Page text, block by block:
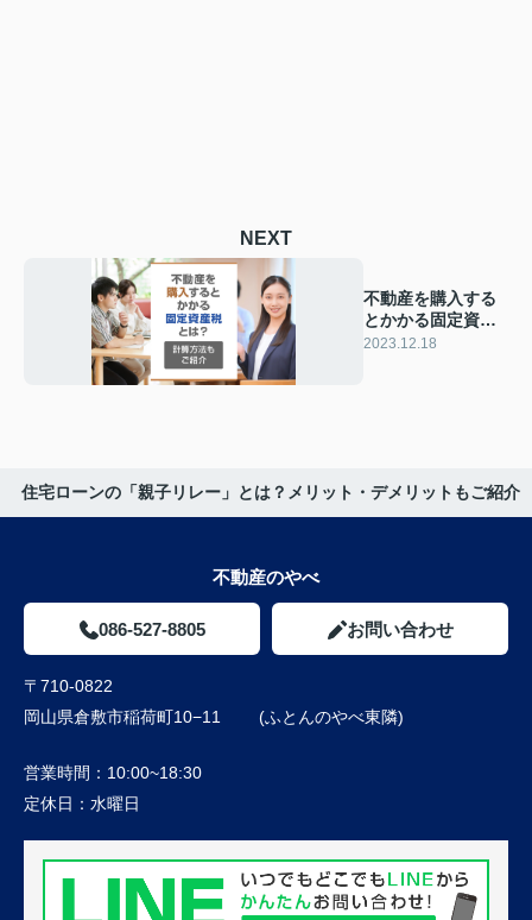
NEXT
不動産を購入する
とかかる固定資産
税とは？計算方法
2023.12.18
住宅ローンの「親子リレー」とは？メリット・デメリットもご紹介
不動産のやべ
086-527-8805 お問い合わせ
〒710-0822
岡山県倉敷市稲荷町10−11 (ふとんのやべ東隣)
営業時間： 10:00~18:30
定休日： 水曜日